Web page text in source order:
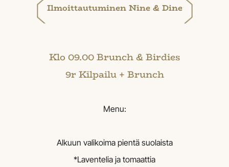
Ilmoittautuminen ​​​​​​​​​​​​​​Nine & Dine
Klo 09.00 Brunch & Birdies
9r Kilpailu + Brunch
Menu:
Alkuun valikoima pientä suolaista
*Laventelia ja tomaattia